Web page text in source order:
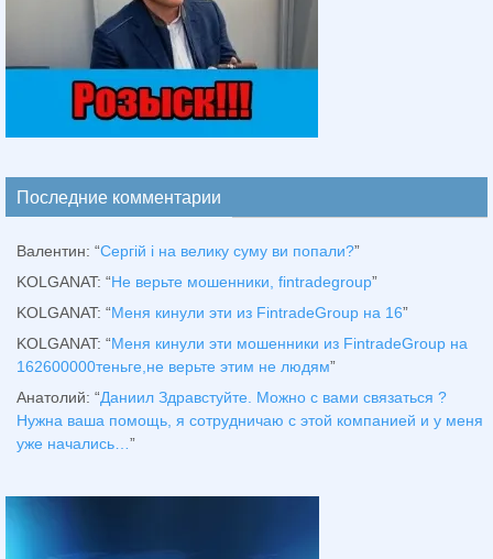
Последние комментарии
Валентин: “Сергій і на велику суму ви попали?”
KOLGANAT: “Не верьте мошенники, fintradegroup”
KOLGANAT: “Меня кинули эти из FintradeGroup на 16”
KOLGANAT: “Меня кинули эти мошенники из FintradeGroup на
162600000теньге,не верьте этим не людям”
Анатолий: “Даниил Здравстуйте. Можно с вами связаться ?
Нужна ваша помощь, я сотрудничаю с этой компанией и у меня
уже начались… ”